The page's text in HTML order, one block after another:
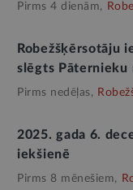
Pirms 4 dienām,
Robežšķērsotāju
slēgts Pāternieku
Pirms nedēļas,
2025. gada 6.
iekšienē
Pirms 8 mēnešiem,